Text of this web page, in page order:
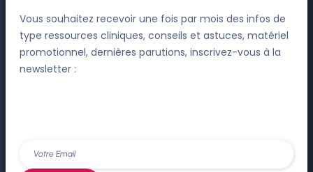
Vous souhaitez recevoir une fois par mois des infos de
type ressources cliniques, conseils et astuces, matériel
promotionnel, dernières parutions, inscrivez-vous à la
newsletter :